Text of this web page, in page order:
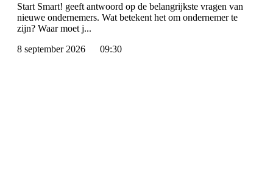
Start Smart! geeft antwoord op de belangrijkste vragen van
nieuwe ondernemers. Wat betekent het om ondernemer te
zijn? Waar moet j...
8 september 2026
09:30